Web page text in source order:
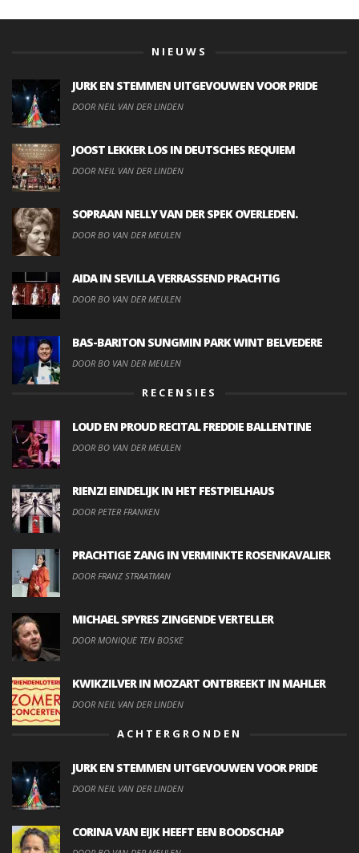
NIEUWS
JURK EN STEMMEN UITGEVOUWEN VOOR PRIDE
DOOR NEIL VAN DER LINDEN
JOOST LEKKER LOS IN DEUTSCHES REQUIEM
DOOR NEIL VAN DER LINDEN
SOPRAAN NELLY VAN DER SPEK OVERLEDEN.
DOOR BO VAN DER MEULEN
AIDA IN SEVILLA VERRASSEND PRACHTIG
DOOR BO VAN DER MEULEN
BAS-BARITON SUNGMIN PARK WINT BELVEDERE
DOOR BO VAN DER MEULEN
RECENSIES
LOUD EN PROUD RECITAL FREDDIE BALLENTINE
DOOR BO VAN DER MEULEN
RIENZI EINDELIJK IN HET FESTPIELHAUS
DOOR PETER FRANKEN
PRACHTIGE ZANG IN VERMINKTE ROSENKAVALIER
DOOR FRANZ STRAATMAN
MICHAEL SPYRES ZINGENDE VERTELLER
DOOR MONIQUE TEN BOSKE
KWIKZILVER IN MOZART ONTBREEKT IN MAHLER
DOOR NEIL VAN DER LINDEN
ACHTERGRONDEN
JURK EN STEMMEN UITGEVOUWEN VOOR PRIDE
DOOR NEIL VAN DER LINDEN
CORINA VAN EIJK HEEFT EEN BOODSCHAP